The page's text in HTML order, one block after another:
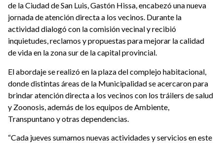
de la Ciudad de San Luis, Gastón Hissa, encabezó una nueva
jornada de atención directa a los vecinos. Durante la
actividad dialogó con la comisión vecinal y recibió
inquietudes, reclamos y propuestas para mejorar la calidad
de vida en la zona sur de la capital provincial.
El abordaje se realizó en la plaza del complejo habitacional,
donde distintas áreas de la Municipalidad se acercaron para
brindar atención directa a los vecinos con los tráilers de salud
y Zoonosis, además de los equipos de Ambiente,
Transpuntano y otras dependencias.
“Cada jueves sumamos nuevas actividades y servicios en este